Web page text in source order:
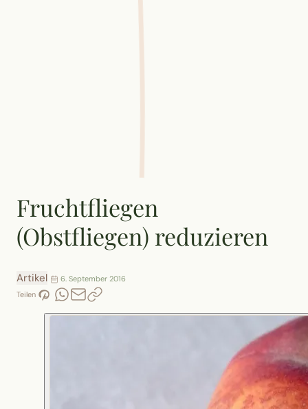
Fruchtfliegen
(Obstfliegen) reduzieren
Artikel
6. September 2016
Teilen